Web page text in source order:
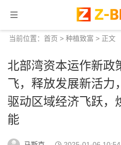
当前位置： 首页 > 种植致富 > 正文
北部湾资本运作新政
飞，释放发展新活力
驱动区域经济飞跃，
能